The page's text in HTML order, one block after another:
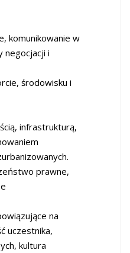
komunikowanie w
negocjacji i
środowisku i
infrastrukturą,
prawne,
na
uczestnika,
kultura